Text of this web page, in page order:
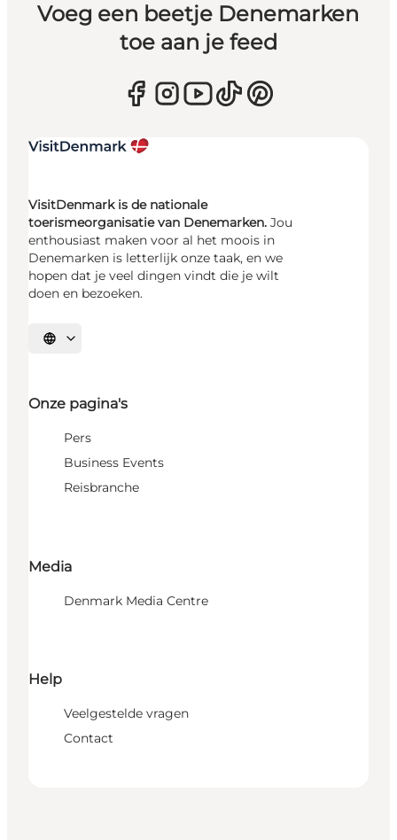
Voeg een beetje Denemarken
toe aan je feed
VisitDenmark is de nationale
toerismeorganisatie van Denemarken. Jou
enthousiast maken voor al het moois in
Denemarken is letterlijk onze taak, en we
hopen dat je veel dingen vindt die je wilt
doen en bezoeken.
Selecteer taal
Onze pagina's
Pers
Business Events
Reisbranche
Media
Denmark Media Centre
Help
Veelgestelde vragen
Contact